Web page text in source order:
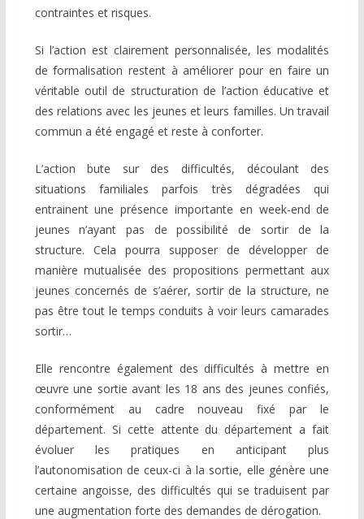
contraintes et risques.
Si l’action est clairement personnalisée, les modalités
de formalisation restent à améliorer pour en faire un
véritable outil de structuration de l’action éducative et
des relations avec les jeunes et leurs familles. Un travail
commun a été engagé et reste à conforter.
L’action bute sur des difficultés, découlant des
situations familiales parfois très dégradées qui
entrainent une présence importante en week-end de
jeunes n’ayant pas de possibilité de sortir de la
structure. Cela pourra supposer de développer de
manière mutualisée des propositions permettant aux
jeunes concernés de s’aérer, sortir de la structure, ne
pas être tout le temps conduits à voir leurs camarades
sortir…
Elle rencontre également des difficultés à mettre en
œuvre une sortie avant les 18 ans des jeunes confiés,
conformément au cadre nouveau fixé par le
département. Si cette attente du département a fait
évoluer les pratiques en anticipant plus
l’autonomisation de ceux-ci à la sortie, elle génère une
certaine angoisse, des difficultés qui se traduisent par
une augmentation forte des demandes de dérogation.